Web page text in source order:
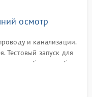
осмотр
и канализации.
Тестовый запуск для
или сбоев в работе